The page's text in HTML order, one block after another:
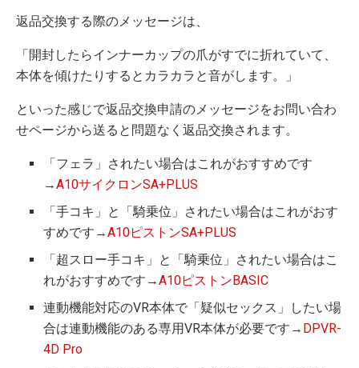
返品交換する際のメッセージは、
「開封したらインナーカップの爪がすでに折れていて、
本体を傾けたりするとカラカラと音がします。」
といった感じで返品交換申請のメッセージをお問い合わ
せページから送ると問題なく返品交換されます。
「フェラ」されたい場合はこれがおすすめです
→A10サイクロンSA+PLUS
「手コキ」と「騎乗位」されたい場合はこれがおす
すめです→A10ピストンSA+PLUS
「超スロー手コキ」と「騎乗位」されたい場合はこ
れがおすすめです→A10ピストンBASIC
連動機能対応のVR本体で「疑似セックス」したい場
合は連動機能のある専用VR本体が必要です→ DPVR-
4D Pro